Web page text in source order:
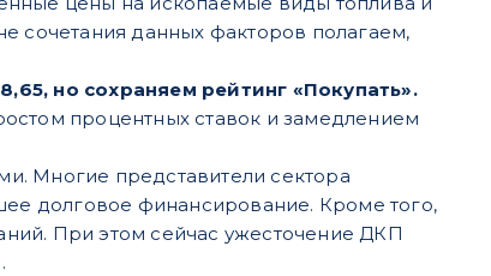
сочетания данных факторов полагаем,
но сохраняем рейтинг «Покупать».
процентных ставок и замедлением
Многие представители сектора
долговое финансирование. Кроме того,
При этом сейчас ужесточение ДКП